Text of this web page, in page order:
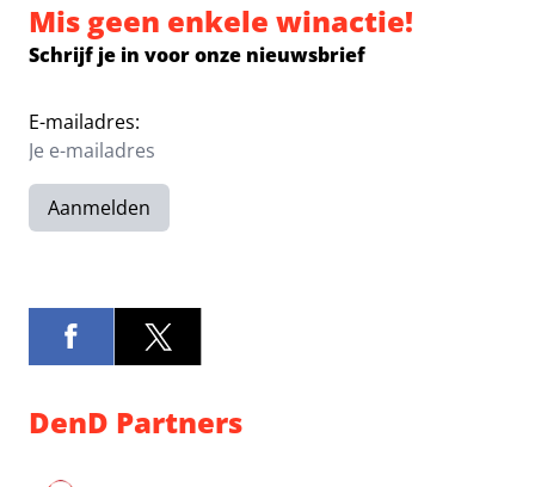
Mis geen enkele winactie!
Schrijf je in voor onze nieuwsbrief
E-mailadres:
Aanmelden
DenD Partners